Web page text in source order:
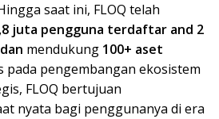
saat ini, FLOQ telah
juta pengguna terdaftar and 2
dan mendukung 100+ aset
pada pengembangan ekosistem
FLOQ bertujuan
nyata bagi penggunanya di era